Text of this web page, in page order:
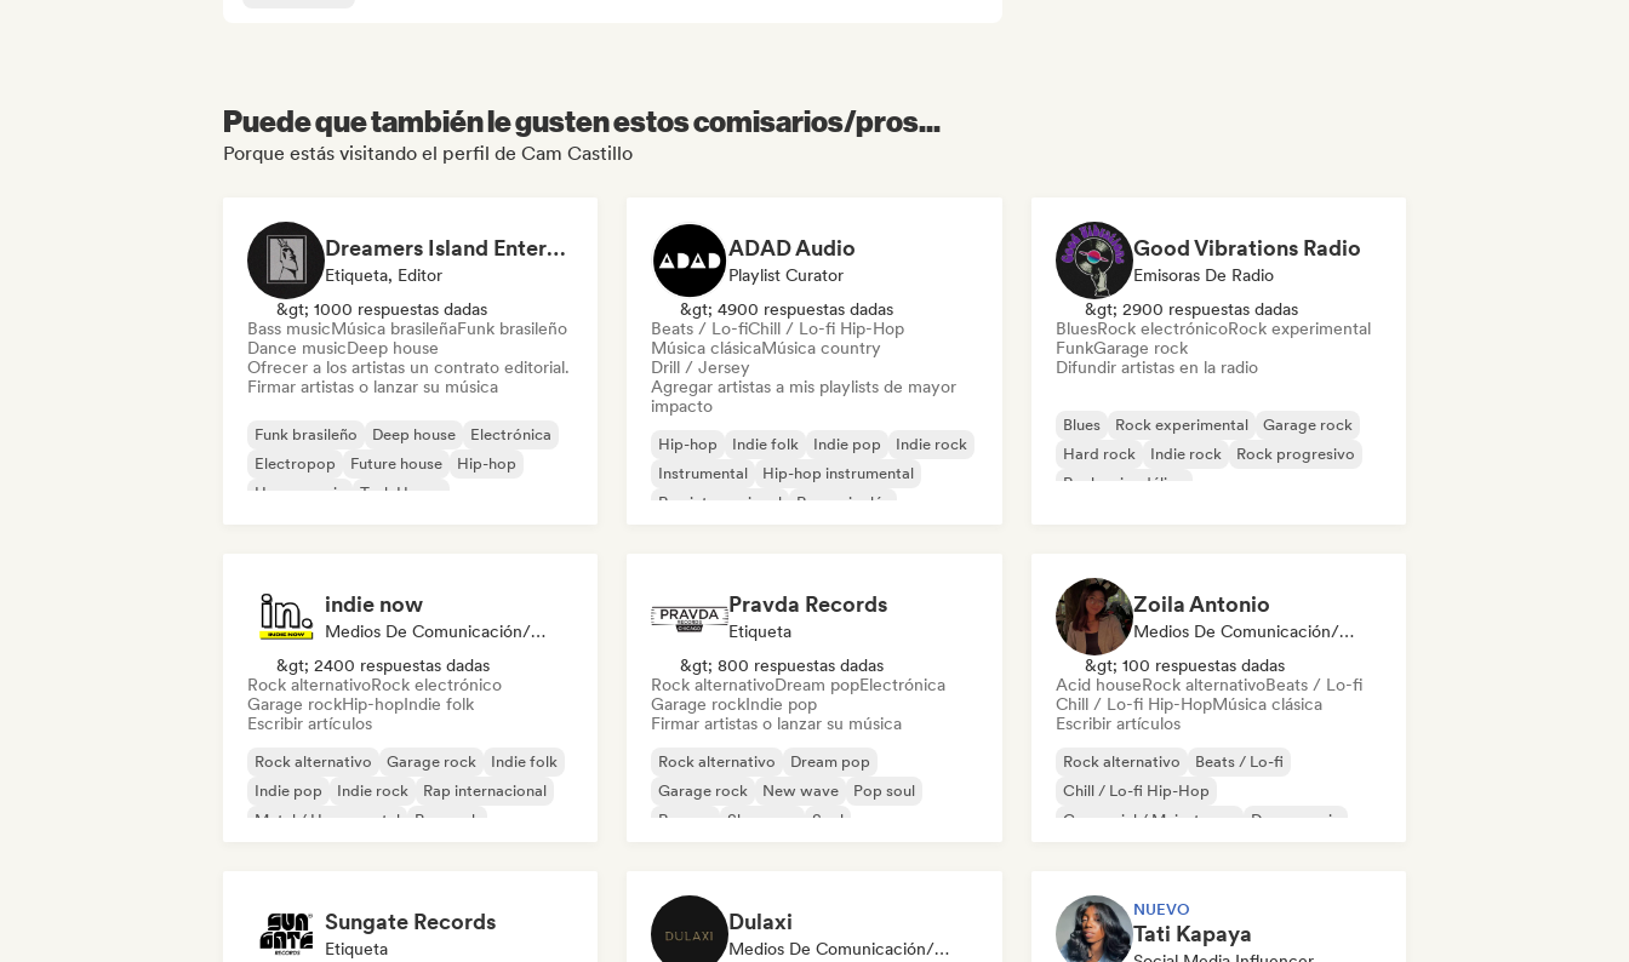
Puede que también le gusten estos comisarios/pros...
Porque estás visitando el perfil de Cam Castillo
Dreamers Island Entertainment
Etiqueta, Editor
&gt; 1000 respuestas dadas
Bass musicMúsica brasileñaFunk brasileño
Dance musicDeep house
Ofrecer a los artistas un contrato editorial.
Firmar artistas o lanzar su música
Funk brasileño Deep house
Electrónica
Electropop
Future house
Hip-hop
House music
Tech House
ADAD Audio
Playlist Curator
&gt; 4900 respuestas dadas
Beats / Lo-fiChill / Lo-fi Hip-Hop
Música clásicaMúsica country
Drill / Jersey
Agregar artistas a mis playlists de mayor
impacto
Hip-hop Indie folk Indie pop
Indie rock
Instrumental
Hip-hop instrumental
Rap internacional
Rap en inglés
Good Vibrations Radio
Emisoras De Radio
&gt; 2900 respuestas dadas
BluesRock electrónicoRock experimental
FunkGarage rock
Difundir artistas en la radio
Blues Rock experimental
Garage rock
Hard rock
Indie rock
Rock progresivo
Rock psicodélico
indie now
Medios De Comunicación/Periodista
&gt; 2400 respuestas dadas
Rock alternativoRock electrónico
Garage rockHip-hopIndie folk
Escribir artículos
Rock alternativo Garage rock
Indie folk
Indie pop
Indie rock
Rap internacional
Metal / Heavy metal
Pop rock
Pravda Records
Etiqueta
&gt; 800 respuestas dadas
Rock alternativoDream popElectrónica
Garage rockIndie pop
Firmar artistas o lanzar su música
Rock alternativo
Dream pop
Garage rock
New wave
Pop soul
Reggae
Shoegaze Soul
Zoila Antonio
Medios De Comunicación/Periodista
&gt; 100 respuestas dadas
Acid houseRock alternativoBeats / Lo-fi
Chill / Lo-fi Hip-HopMúsica clásica
Escribir artículos
Rock alternativo
Beats / Lo-fi
Chill / Lo-fi Hip-Hop
Comercial / Mainstream
Dance music
Sungate Records
Etiqueta
Dulaxi
Medios De Comunicación/Periodista
NUEVO
Tati Kapaya